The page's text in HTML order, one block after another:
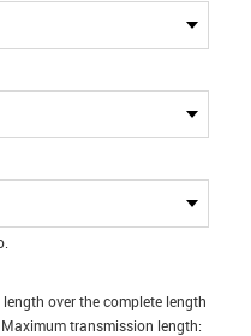
length over the complete length
transmission length: